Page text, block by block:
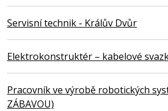
Servisní technik - Králův Dvůr
Elektrokonstruktér – kabelové
Pracovník ve výrobě robotických
ZÁBAVOU)